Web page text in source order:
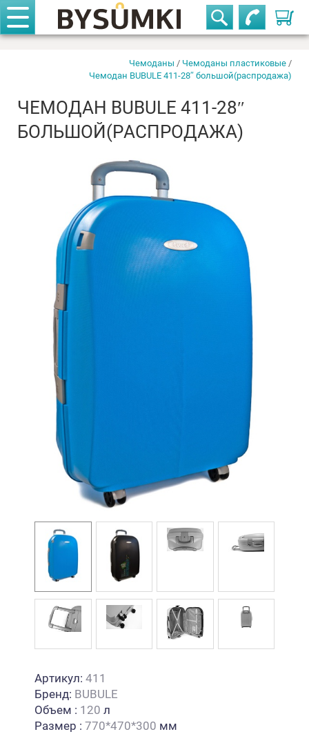
+375-29-611-42-63
большой(распродажа)
наличии
Чемоданы / Чемоданы пластиковые/
Чемодан BUBULE 411-28″ большой(распродажа)
ЧЕМОДАН BUBULE 411-28″
БОЛЬШОЙ(РАСПРОДАЖА)
Артикул: 411
Бренд: BUBULE
Объем : 120 л
Размер : 770*470*300 мм